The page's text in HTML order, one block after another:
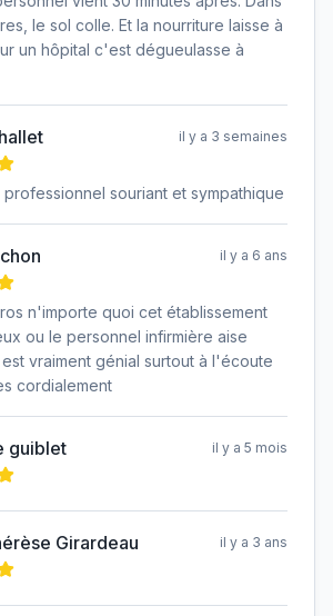
le sol colle. Et la nourriture laisse à
un hôpital c'est dégueulasse à
il y a 3 semaines
professionnel souriant et sympathique
il y a 6 ans
n'importe quoi cet établissement
ou le personnel infirmière aise
vraiment génial surtout à l'écoute
cordialement
guiblet il y a 5 mois
Girardeau il y a 3 ans